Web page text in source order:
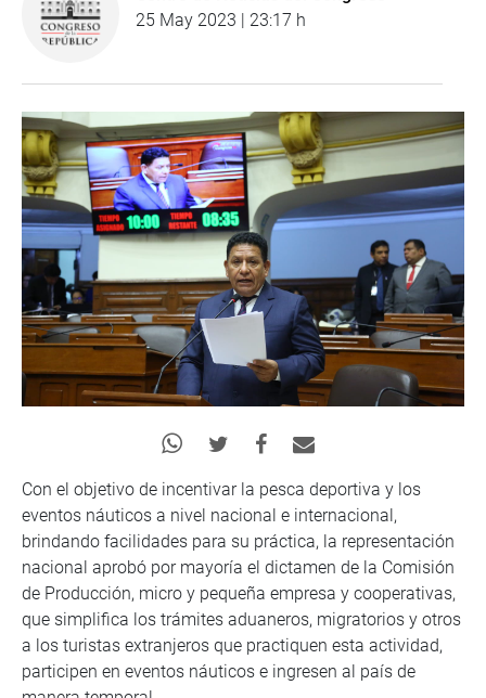
25 May 2023 | 23:17 h
Con el objetivo de incentivar la pesca deportiva y los
eventos náuticos a nivel nacional e internacional,
brindando facilidades para su práctica, la representación
nacional aprobó por mayoría el dictamen de la Comisión
de Producción, micro y pequeña empresa y cooperativas,
que simplifica los trámites aduaneros, migratorios y otros
a los turistas extranjeros que practiquen esta actividad,
participen en eventos náuticos e ingresen al país de